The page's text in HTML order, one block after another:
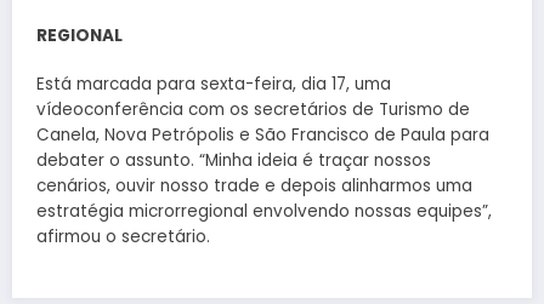
REGIONAL
Está marcada para sexta-feira, dia 17, uma
vídeoconferência com os secretários de Turismo de
Canela, Nova Petrópolis e São Francisco de Paula para
debater o assunto. “Minha ideia é traçar nossos
cenários, ouvir nosso trade e depois alinharmos uma
estratégia microrregional envolvendo nossas equipes”,
afirmou o secretário.